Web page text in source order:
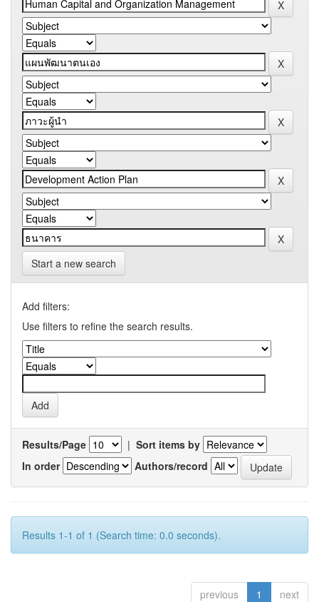
Start a new search
Add filters:
Use filters to refine the search results.
Results/Page | Sort items by
In order
Authors/record
Results 1-1 of 1 (Search time: 0.0 seconds).
previous 1 next